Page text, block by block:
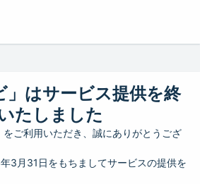
」はサービス提供を終
たしました
ご利用いただき、誠にありがとうござ
3月31日をもちましてサービスの提供を